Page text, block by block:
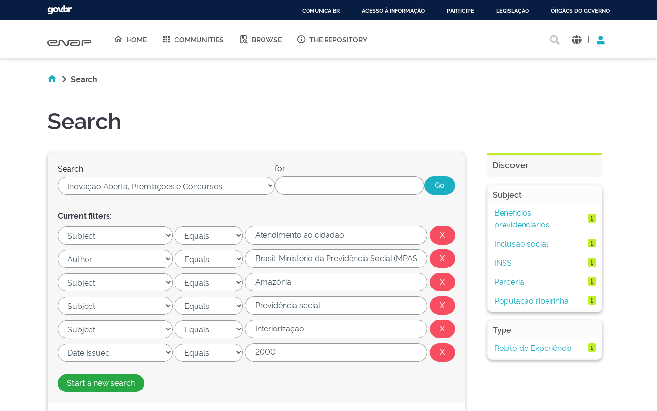
O
COMUNICA BR ACESSO À INFORMAÇÃO PARTICIPE LEGISLAÇÃO ÓRGÃOS DO GOVERNO
HOME COMMUNITIES BROWSE THE REPOSITORY |
Search
Search
Search: for
Current filters:
Start a new search
Discover
Subject
Benefícios
previdenciários
1
Inclusão social 1
INSS 1
Parceria 1
População ribeirinha 1
Type
Relato de Experiência
1